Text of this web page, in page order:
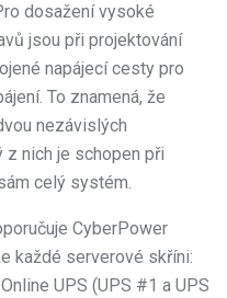
dosažení vysoké
jsou při projektování
napájecí cesty pro
To znamená, že
nezávislých
z nich je schopen při
celý systém.
CyberPower
každé serverové skříni:
UPS (UPS #1 a UPS